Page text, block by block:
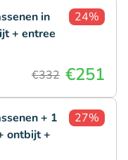
in
+ entree
24%
€332 €251
+ 1
ontbijt +
27%